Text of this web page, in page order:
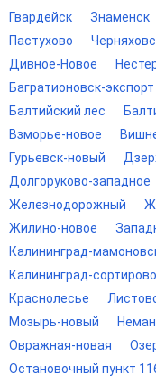
Гвардейск
Знаменск
Пастухово
Дивное-Новое
Багратионовск-экспорт
Балтийский лес
Взморье-новое
Гурьевск-новый
Долгоруково-западное
Железнодорожный
Жилино-новое
Калининград-
Калининград-
Краснолесье
Мозырь-новый
Овражная-новая
Остановочный пункт